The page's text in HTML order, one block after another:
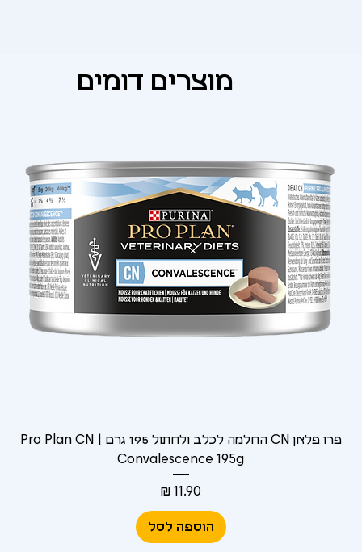
מוצרים דומים
פרו פלאן CN החלמה לכלב ולחתול 195 גרם | Pro Plan CN
Convalescence 195g
מחיר‏11.90 ‏₪
הוספה לסל